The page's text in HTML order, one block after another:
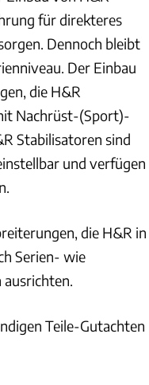
für direkteres
Dennoch bleibt
Der Einbau
die H&R
Nachrüst-(Sport)-
Stabilisatoren sind
und verfügen
die H&R in
Serien- wie
Teile-Gutachten